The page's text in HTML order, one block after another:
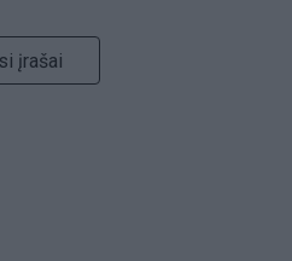
įrašai